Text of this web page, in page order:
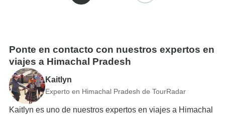
Ponte en contacto con nuestros expertos en
viajes a Himachal Pradesh
Kaitlyn
Experto en Himachal Pradesh de TourRadar
Kaitlyn es uno de nuestros expertos en viajes a Himachal